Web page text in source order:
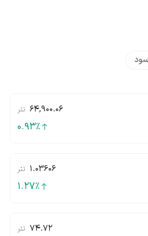
64,900.06 تتر
٪0.93
1.03606 تتر
٪1.27
74.72 تتر